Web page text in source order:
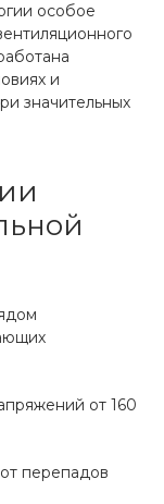
особое
и
значительных
от 160
перепадов